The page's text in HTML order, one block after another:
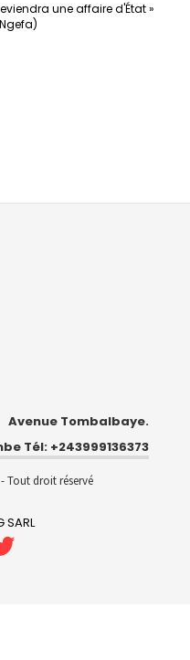
une affaire d'État »
Avenue Tombalbaye.
Tél: +243999136373
- Tout droit réservé
SARL